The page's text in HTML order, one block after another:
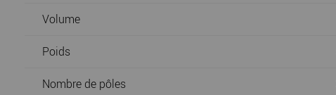
Volume
Poids
Nombre de pôles